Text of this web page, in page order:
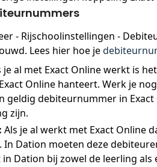
- Rijschoolinstellingen -
Lees hier hoe je
je al met Exact Online werkt is
Online hanteert. Werk je
geldig debiteurnummer in
zijn.
Als je al werkt met Exact Online
In Dation moeten deze
in Dation bij zowel de leerling